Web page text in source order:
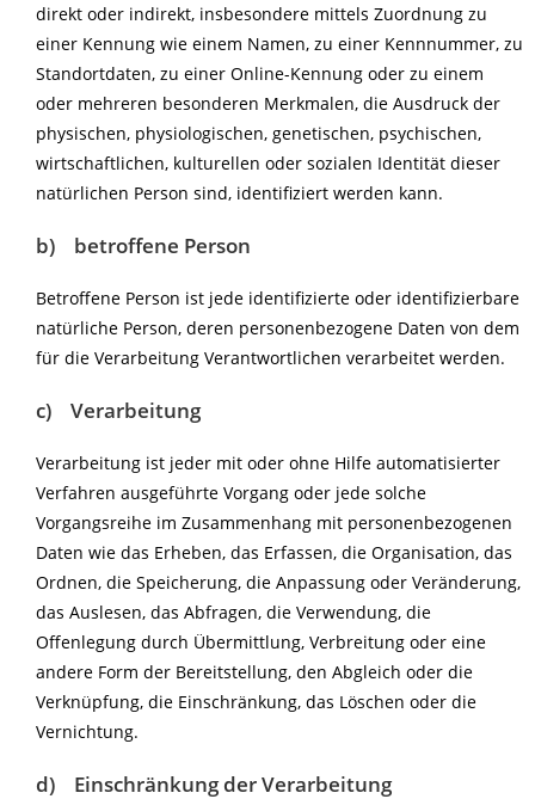
direkt oder indirekt, insbesondere mittels Zuordnung zu
einer Kennung wie einem Namen, zu einer Kennnummer, zu
Standortdaten, zu einer Online-Kennung oder zu einem
oder mehreren besonderen Merkmalen, die Ausdruck der
physischen, physiologischen, genetischen, psychischen,
wirtschaftlichen, kulturellen oder sozialen Identität dieser
natürlichen Person sind, identifiziert werden kann.
b) betroffene Person
Betroffene Person ist jede identifizierte oder identifizierbare
natürliche Person, deren personenbezogene Daten von dem
für die Verarbeitung Verantwortlichen verarbeitet werden.
c) Verarbeitung
Verarbeitung ist jeder mit oder ohne Hilfe automatisierter
Verfahren ausgeführte Vorgang oder jede solche
Vorgangsreihe im Zusammenhang mit personenbezogenen
Daten wie das Erheben, das Erfassen, die Organisation, das
Ordnen, die Speicherung, die Anpassung oder Veränderung,
das Auslesen, das Abfragen, die Verwendung, die
Offenlegung durch Übermittlung, Verbreitung oder eine
andere Form der Bereitstellung, den Abgleich oder die
Verknüpfung, die Einschränkung, das Löschen oder die
Vernichtung.
d) Einschränkung der Verarbeitung